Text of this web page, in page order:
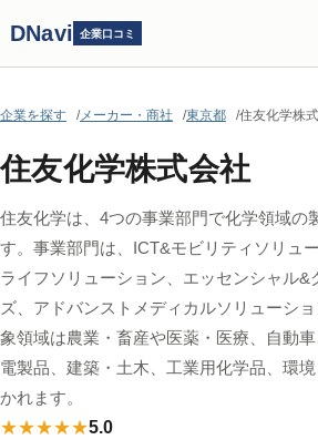
DNavi 企業口コミ
企業を探す メーカー・商社 東京都 住友化学株
住友化学株式会社
住友化学は、4つの事業部門で化学領域の
す。事業部門は、ICT&モビリティソリュ
ライフソリューション、エッセンシャル&
ズ、アドバンストメディカルソリューシ
象領域は農業・畜産や医薬・医療、自動
電製品、建築・土木、工業用化学品、環
かれます。
★★★★★5.0